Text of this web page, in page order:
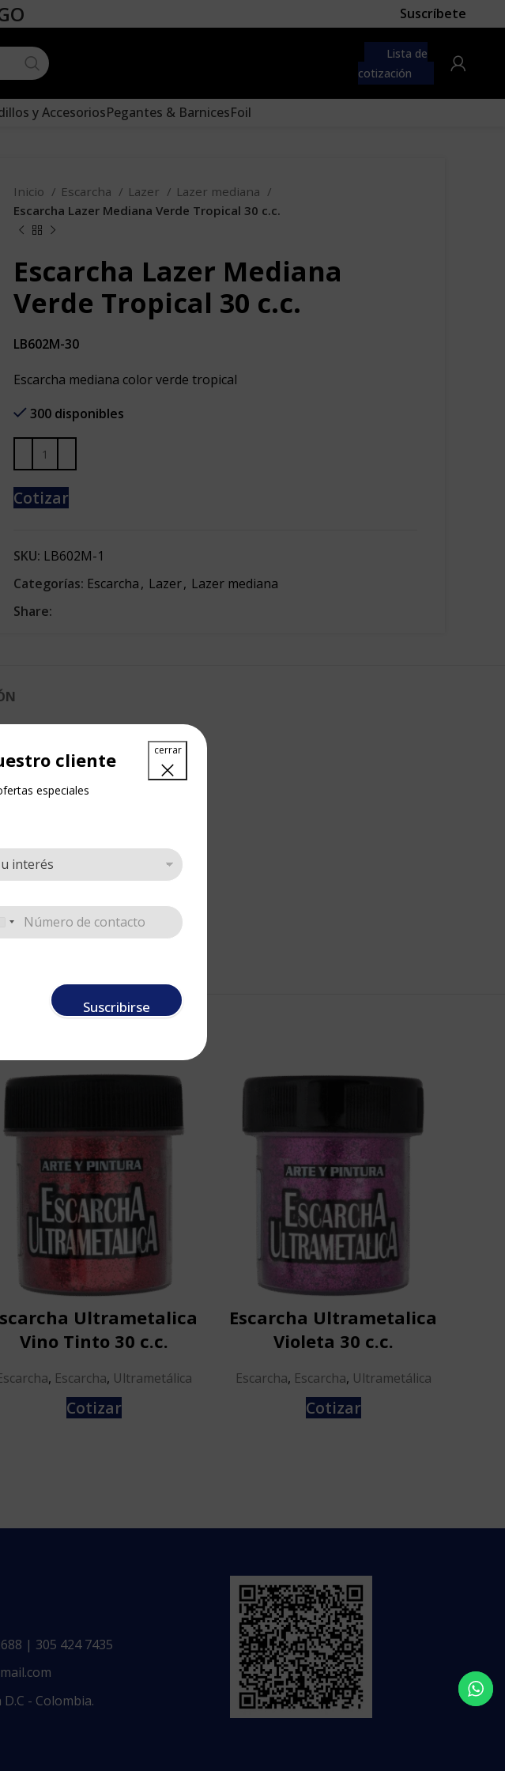
cliente
especiales
Suscribirse
Suscríbete
Lista de
cotización
y AccesoriosPegantes & BarnicesFoil
Inicio Escarcha Lazer
Lazer mediana
Escarcha Lazer Mediana Verde Tropical 30 c.c.
Escarcha Lazer Mediana
Verde Tropical 30 c.c.
LB602M-30
Escarcha mediana color verde tropical
300 disponibles
Cotizar
SKU: LB602M-1
Categorías: Escarcha, Lazer, Lazer mediana
Share:
Ultrametalica
Vino Tinto 30 c.c.
, Escarcha, Ultrametálica
Cotizar
Escarcha Ultrametalica
Violeta 30 c.c.
Escarcha, Escarcha, Ultrametálica
Cotizar
| 305 424 7435
- Colombia.